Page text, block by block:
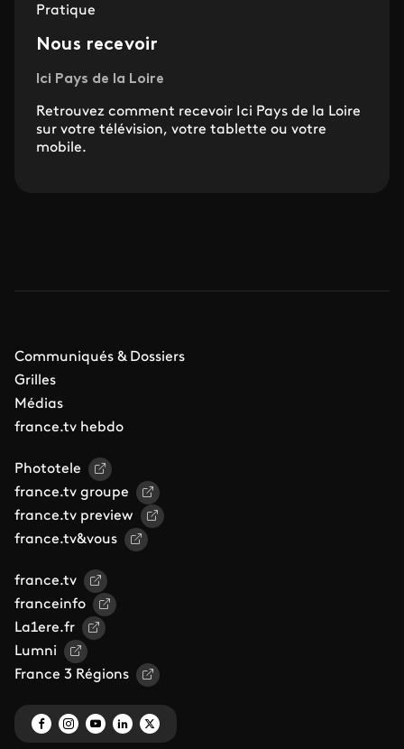
Pratique
Nous recevoir
Ici Pays de la Loire
Retrouvez comment recevoir Ici Pays de la Loire
sur votre télévision, votre tablette ou votre
mobile.
Communiqués & Dossiers
Grilles
Médias
france.tv hebdo
Phototele
france.tv groupe
france.tv preview
france.tv&vous
france.tv
franceinfo
La1ere.fr
Lumni
France 3 Régions